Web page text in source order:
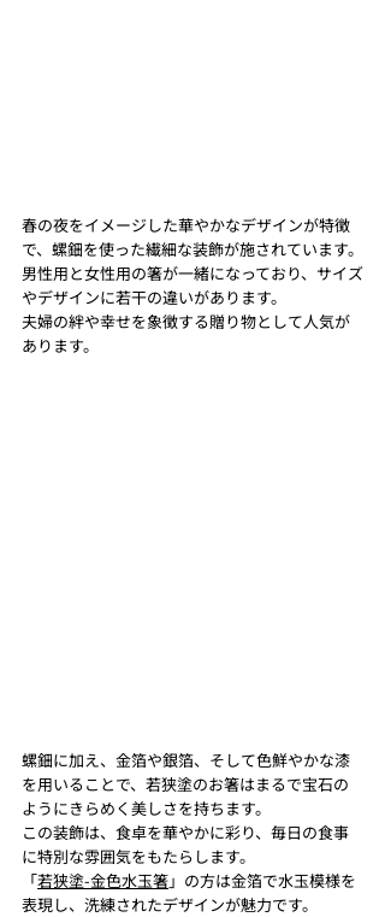
春の夜をイメージした華やかなデザインが特徴
で、螺鈿を使った繊細な装飾が施されています。
男性用と女性用の箸が一緒になっており、サイズ
やデザインに若干の違いがあります。
夫婦の絆や幸せを象徴する贈り物として人気が
あります。
螺鈿に加え、金箔や銀箔、そして色鮮やかな漆
を用いることで、若狭塗のお箸はまるで宝石の
ようにきらめく美しさを持ちます。
この装飾は、食卓を華やかに彩り、毎日の食事
に特別な雰囲気をもたらします。
「若狭塗-金色水玉箸」の方は金箔で水玉模様を
表現し、洗練されたデザインが魅力です。